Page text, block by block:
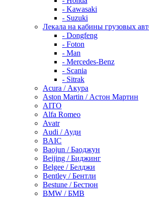
- Kawasaki
- Suzuki
Лекала на кабины грузовых
- Dongfeng
- Foton
- Man
- Mercedes-Benz
- Scania
- Sitrak
Acura / Акура
Aston Martin / Астон Мартин
AITO
Alfa Romeo
Avatr
Audi / Ауди
BAIC
Baojun / Баоджун
Beijing / Биджинг
Belgee / Белджи
Bentley / Бентли
Bestune / Бестюн
BMW / БМВ